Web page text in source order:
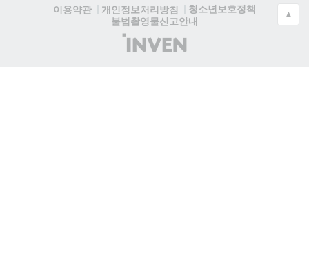
이용약관
개인정보처리방침
청소년보호정책
불법촬영물신고안내
(주)
인
▲